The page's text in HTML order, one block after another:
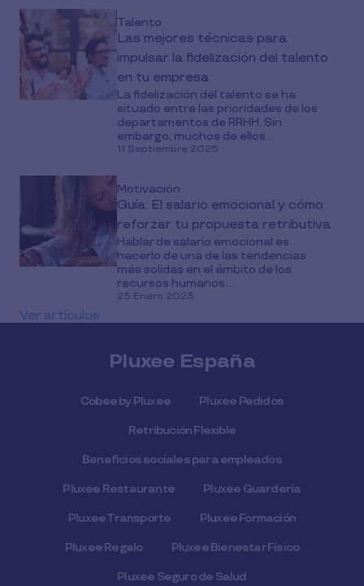
Talento
Las mejores técnicas para
impulsar la fidelización del talento
en tu empresa
La fidelización del talento se ha
situado entre las prioridades de los
departamentos de RRHH. Sin
embargo, muchos de ellos...
11 Septiembre 2025
Motivación
Guía: El salario emocional y cómo
reforzar tu propuesta retributiva
Hablar de salario emocional es
hacerlo de una de las tendencias
más solidas en el ámbito de los
recursos humanos...
23 Enero 2023
Ver artículos
Pluxee España
Cobee by Pluxee Pluxee Pedidos
Retribución Flexible
Beneficios sociales para empleados
Pluxee Restaurante Pluxee Guardería
Pluxee Transporte Pluxee Formación
Pluxee Regalo Pluxee Bienestar Físico
Pluxee Seguro de Salud